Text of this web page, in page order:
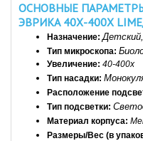
ОСНОВНЫЕ
ЭВРИКА 40Х-400Х
Назначение:
Тип микроскопа:
Увеличение: 40-400х
Тип насадки:
Расположение
Тип подсветки:
Материал корпуса:
Размеры/Вес (в